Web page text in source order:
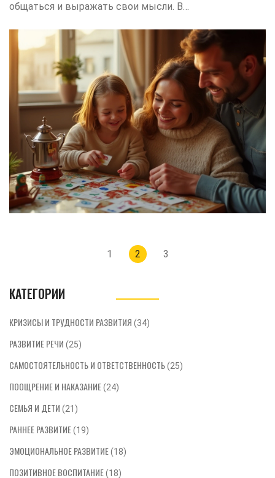
общаться и выражать свои мысли. В
методы стимулирования развития речи у
детей, включая влияние семейной среды
и грамотное использование разговорных
игр. Будут описаны практические
советы, которые помогут родителям
достичь значительных успехов в
обучении своих детей навыкам общения.
Узнайте, как ежедневные занятия и
тесное взаимодействие с взрослыми
способствуют скорейшему началу речи у
малышей.
1 2 3
КАТЕГОРИИ
КРИЗИСЫ И ТРУДНОСТИ РАЗВИТИЯ (34)
РАЗВИТИЕ РЕЧИ (25)
САМОСТОЯТЕЛЬНОСТЬ И ОТВЕТСТВЕННОСТЬ(25)
ПООЩРЕНИЕ И НАКАЗАНИЕ(24)
СЕМЬЯ И ДЕТИ (21)
РАННЕЕ РАЗВИТИЕ(19)
ЭМОЦИОНАЛЬНОЕ РАЗВИТИЕ(18)
ПОЗИТИВНОЕ ВОСПИТАНИЕ(18)